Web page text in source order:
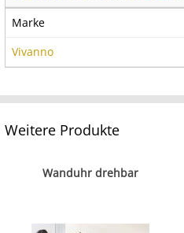
Marke
Vivanno
Weitere Produkte
Wanduhr drehbar